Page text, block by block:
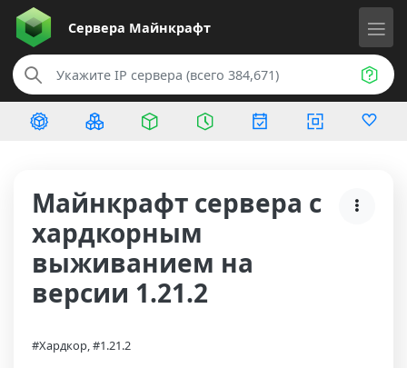
Сервера Майнкрафт
Майнкрафт сервера с
хардкорным
выживанием на
версии 1.21.2
#Хардкор, #1.21.2